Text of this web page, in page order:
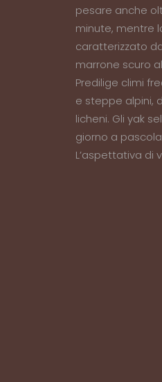
pesare anche
minute, mentre
caratterizzato
marrone scuro
Predilige climi
e steppe alpini,
licheni. Gli yak
giorno a
L’aspettativa di